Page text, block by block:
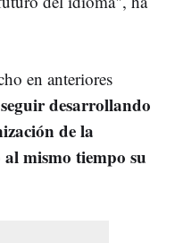
en anteriores
desarrollando
de la
mismo tiempo su